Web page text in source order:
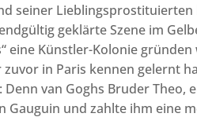
seiner Lieblingsprostituierten
geklärte Szene im
eine Künstler-Kolonie
zuvor in Paris kennen gelernt
van Goghs Bruder Theo,
Gauguin und zahlte ihm eine